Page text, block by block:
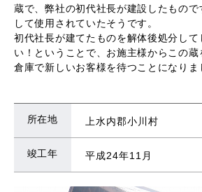
蔵で、弊社の初代社長が建設したもので
して使用されていたそうです。
初代社長が建てたものを解体後処分して
い！ということで、お施主様からこの
倉庫で新しいお客様を待つことになりま
所在地 上水内郡小川村
竣工年 平成24年11月